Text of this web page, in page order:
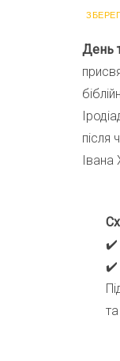
День
після
Івана
✔️
✔️